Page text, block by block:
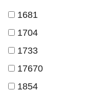
1681
1704
1733
17670
1854